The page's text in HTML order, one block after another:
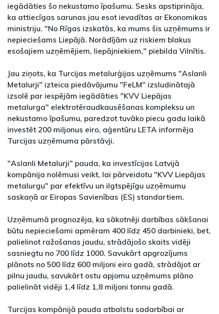
iegādāties šo nekustamo īpašumu. Sesks apstiprināja,
ka attiecīgas sarunas jau esot ievadītas ar Ekonomikas
ministriju. "No Rīgas izskatās, ka mums šis uzņēmums ir
nepieciešams Liepājā. Norādījām uz riskiem blakus
esošajiem uzņēmējiem, liepājniekiem," piebilda Vilnītis.
Jau ziņots, ka Turcijas metalurģijas uzņēmums "Aslanli
Metalurji" izteica piedāvājumu "FeLM" izsludinātajā
izsolē par iespējām iegādāties "KVV Liepājas
metalurga" elektrotēraudkausēšanas kompleksu un
nekustamo īpašumu, paredzot tuvāko piecu gadu laikā
investēt 200 miljonus eiro, aģentūru LETA informēja
Turcijas uzņēmuma pārstāvji.
"Aslanli Metalurji" pauda, ka investīcijas Latvijā
kompānija nolēmusi veikt, lai pārveidotu "KVV Liepājas
metalurgu" par efektīvu un ilgtspējīgu uzņēmumu
saskaņā ar Eiropas Savienības (ES) standartiem.
Uzņēmumā prognozēja, ka sākotnēji darbības sākšanai
būtu nepieciešami apmēram 400 līdz 450 darbinieki, bet,
palielinot ražošanas jaudu, strādājošo skaits vidēji
sasniegtu no 700 līdz 1000. Savukārt apgrozījums
plānots no 500 līdz 600 miljoni eiro gadā, strādājot ar
pilnu jaudu, savukārt ostu apjomu uzņēmums plāno
palielināt vidēji 1,4 līdz 1,8 miljoni tonnu gadā.
Turcijas kompānijā pauda atbalstu sadarbībai ar